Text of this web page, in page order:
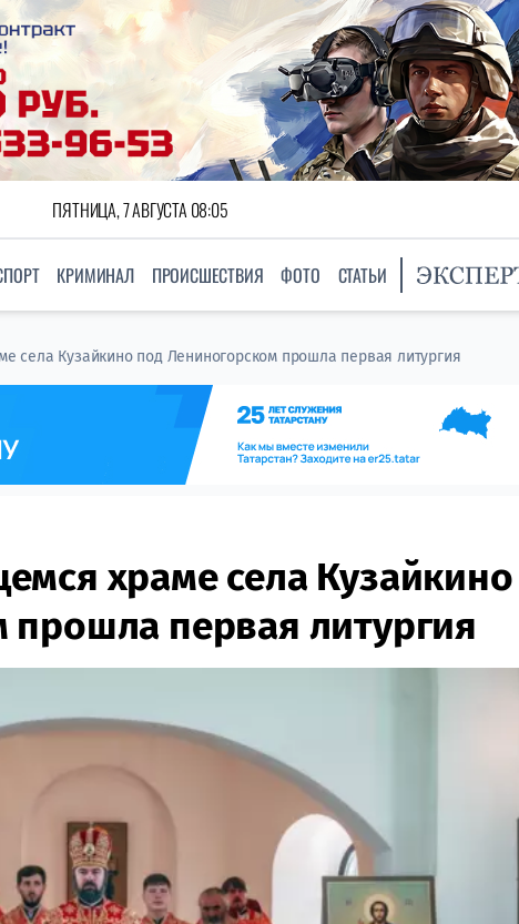
ПЯТНИЦА, 7 АВГУСТА 08:05
КРИМИНАЛ ПРОИСШЕСТВИЯ ФОТО СТАТЬИ
села Кузайкино под Лениногорском прошла первая литургия
храме села Кузайкино
первая литургия